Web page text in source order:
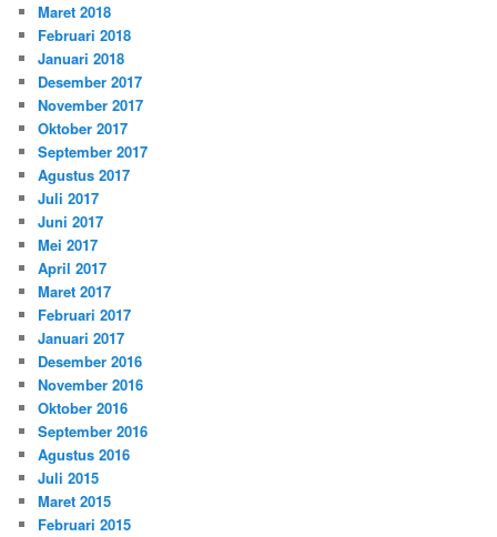
Maret 2018
Februari 2018
Januari 2018
Desember 2017
November 2017
Oktober 2017
September 2017
Agustus 2017
Juli 2017
Juni 2017
Mei 2017
April 2017
Maret 2017
Februari 2017
Januari 2017
Desember 2016
November 2016
Oktober 2016
September 2016
Agustus 2016
Juli 2015
Maret 2015
Februari 2015